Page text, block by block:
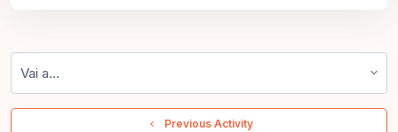
  Previous Activity